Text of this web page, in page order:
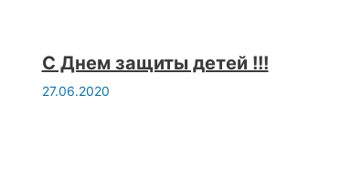
С Днем защиты детей !!!
27.06.2020